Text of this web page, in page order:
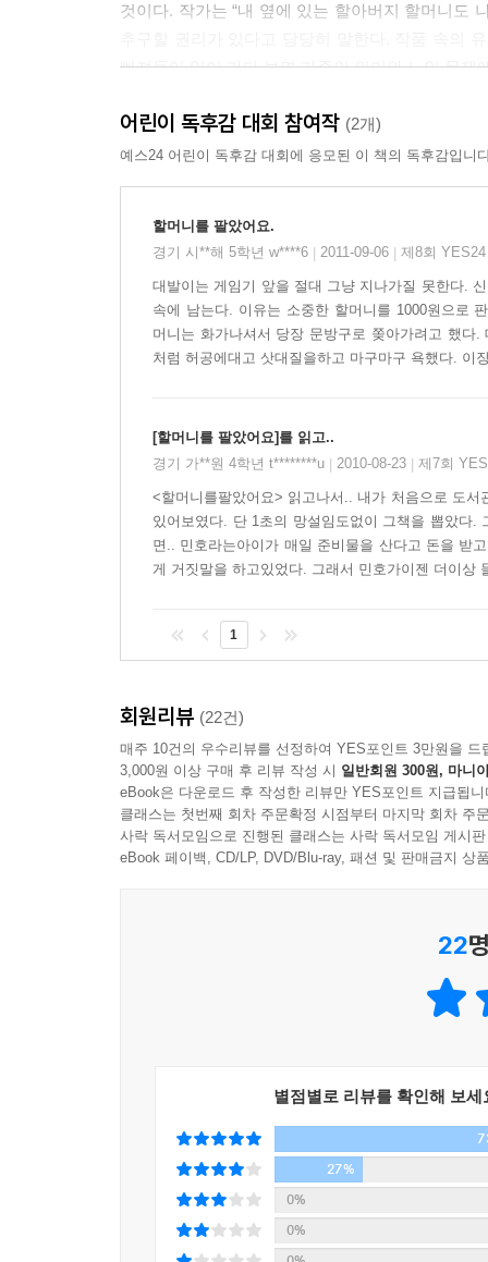
것이다. 작가는 “내 옆에 있는 할아버지 할머니도
빠져들어 읽어 가다 보면 가족의 의미와 노인 문제
저물어가는 삶의 언저리에서 외치는 ‘인생은 아름
최근 인기리에 방영 중인 시트콤 「지붕 뚫고 하
지원이 절실하다. 이 책은 홀로된 노인들의 삶과
어린이 독후감 대회 참여작 (2개)
예스24 어린이 독후감 대회에 응모된 이 책의 독후감입니
할머니를 팔았어요.
경기 시**해 5학년 w****6
2011-09-06 제8회
대발이는 게임기 앞을 절대 그냥 지나가질 못한다.
속에 남는다. 이유는 소중한 할머니를 1000원으로
머니는 화가나셔서 당장 문방구로 쫒아가려고 했다
처럼 허공에대고 삿대질을하고 마구마구 욕했다.
[할머니를 팔았어요]를 읽고..
경기 가**원 4학년 t********u
2010-08-23 제7회
<할머니를팔았어요> 읽고나서.. 내가 처음으로 도
있어보였다. 단 1초의 망설임도없이 그책을 뽑았다
면.. 민호라는아이가 매일 준비물을 산다고 돈을 받
게 거짓말을 하고있었다. 그래서 민호가이젠 더이상
1
회원리뷰 (22건)
매주 10건의 우수리뷰를 선정하여 YES포인트 3만원을 드
3,000원 이상 구매 후 리뷰 작성 시 일반회원 300원, 마니
eBook은 다운로드 후 작성한 리뷰만 YES포인트 지급됩니
클래스는 첫번째 회차 주문확정 시점부터 마지막 회차 주
사락 독서모임으로 진행된 클래스는 사락 독서모임 게시
eBook 페이백, CD/LP, DVD/Blu-ray, 패션 및 판매금지 상
22
별점별로 리뷰를 확인해 보세
27%
0%
0%